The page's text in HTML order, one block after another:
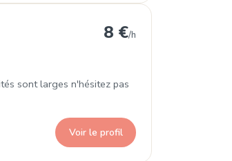
8 €/h
sont larges n'hésitez pas
Voir le profil